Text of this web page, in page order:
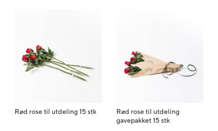
Rød rose til utdeling 15 stk
Rød rose til utdeling
gavepakket 15 stk